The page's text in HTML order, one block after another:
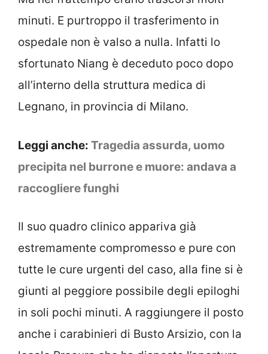
minuti. E purtroppo il trasferimento in
ospedale non è valso a nulla. Infatti lo
sfortunato Niang è deceduto poco dopo
all’interno della struttura medica di
Legnano, in provincia di Milano.
Leggi anche: Tragedia assurda, uomo
precipita nel burrone e muore: andava a
raccogliere funghi
Il suo quadro clinico appariva già
estremamente compromesso e pure con
tutte le cure urgenti del caso, alla fine si è
giunti al peggiore possibile degli epiloghi
in soli pochi minuti. A raggiungere il posto
anche i carabinieri di Busto Arsizio, con la